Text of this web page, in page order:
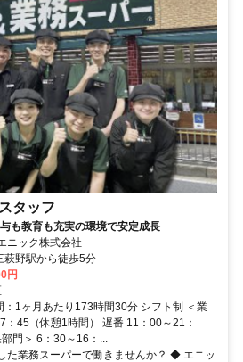
タッフ
も教育も充実の環境で安定成長
ニック株式会社
萩野駅から徒歩5分
円
：1ヶ月あたり173時間30分 シフト制 ＜業
：45（休憩1時間） 遅番 11：00～21：
門＞ 6：30～16：...
た業務スーパーで働きませんか？ ◆ エニッ